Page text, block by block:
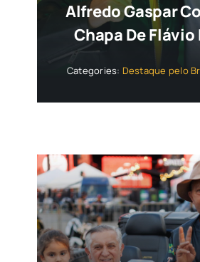
Alfredo Gaspar
Chapa De
Categories: Destaque pelo